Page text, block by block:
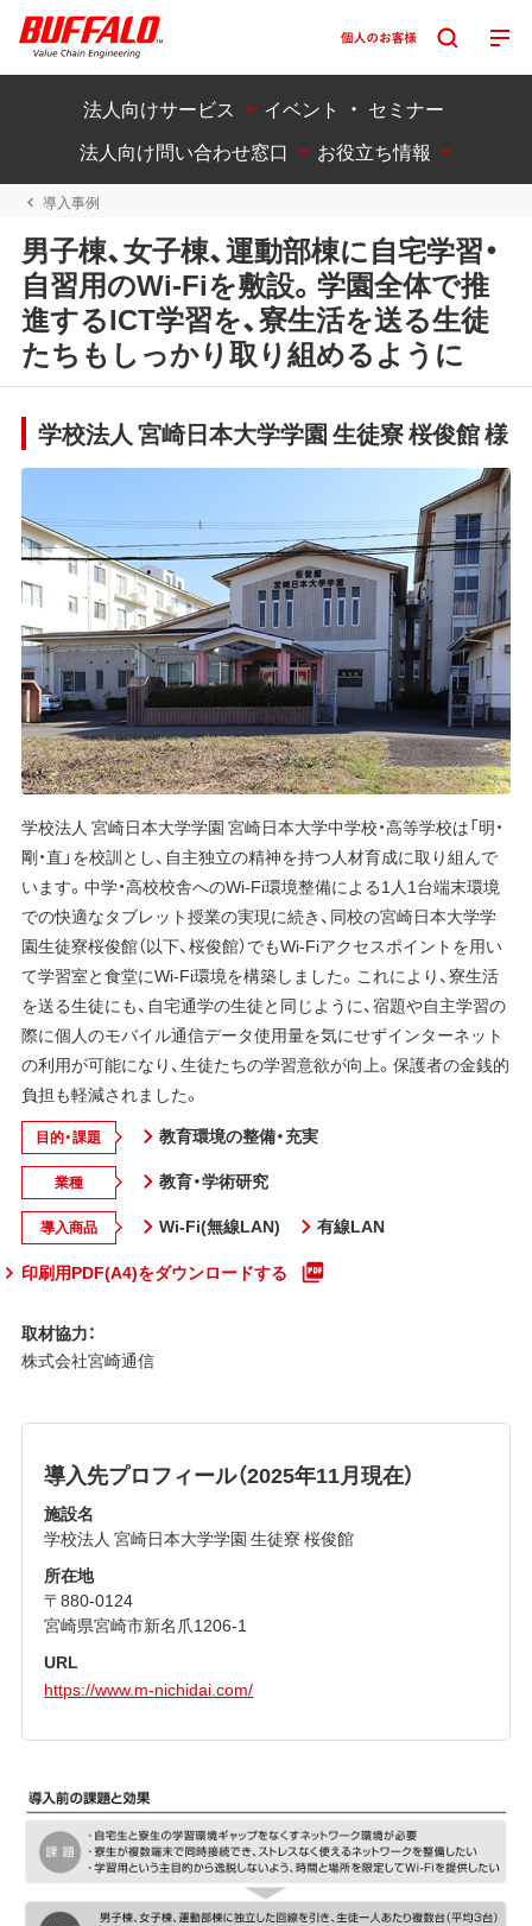
法人向けサービス
イベント ・ セミナー
法人向け問い合わせ窓口
お役立ち情報
導入事例
男子棟、女子棟、運動部棟に自宅学習・
自習用のWi-Fiを敷設。学園全体で推
進するICT学習を、寮生活を送る生徒
たちもしっかり取り組めるように
学校法人 宮崎日本大学学園 生徒寮 桜俊館 様
学校法人 宮崎日本大学学園 宮崎日本大学中学校・高等学校は「明・
剛・直」を校訓とし、自主独立の精神を持つ人材育成に取り組んで
います。中学・高校校舎へのWi-Fi環境整備による1人1台端末環境
での快適なタブレット授業の実現に続き、同校の宮崎日本大学学
園生徒寮桜俊館（以下、桜俊館）でもWi-Fiアクセスポイントを用い
て学習室と食堂にWi-Fi環境を構築しました。これにより、寮生活
を送る生徒にも、自宅通学の生徒と同じように、宿題や自主学習の
際に個人のモバイル通信データ使用量を気にせずインターネット
の利用が可能になり、生徒たちの学習意欲が向上。保護者の金銭的
負担も軽減されました。
目的・課題 教育環境の整備・充実
業種 教育・学術研究
導入商品 Wi-Fi(無線LAN)
有線LAN
印刷用PDF(A4)をダウンロードする
取材協力：
株式会社宮崎通信
導入先プロフィール（2025年11月現在）
施設名
学校法人 宮崎日本大学学園 生徒寮 桜俊館
所在地
〒880-0124
宮崎県宮崎市新名爪1206-1
URL
https://www.m-nichidai.com/